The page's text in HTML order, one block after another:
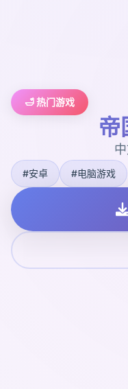
🛁 热门游戏
帝
#安卓 #电脑游戏